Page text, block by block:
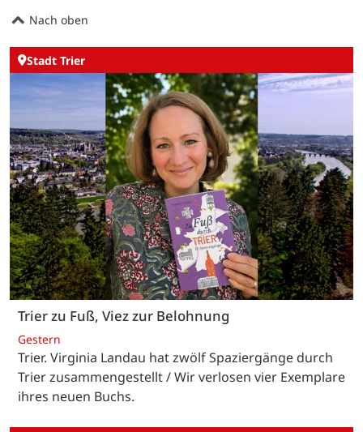
Nach oben
Stadt Trier
Trier zu Fuß, Viez zur Belohnung
Gestern
Trier. Virginia Landau hat zwölf Spaziergänge durch
Trier zusammengestellt / Wir verlosen vier Exemplare
ihres neuen Buchs.